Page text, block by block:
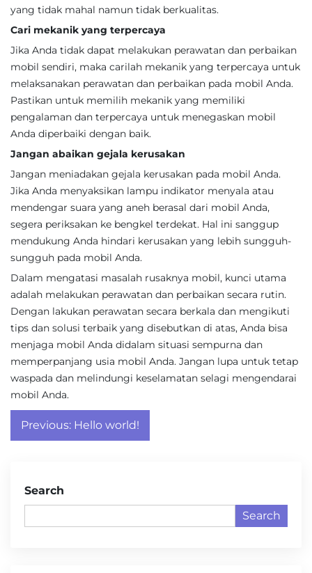
yang tidak mahal namun tidak berkualitas.
Cari mekanik yang terpercaya
Jika Anda tidak dapat melakukan perawatan dan perbaikan
mobil sendiri, maka carilah mekanik yang terpercaya untuk
melaksanakan perawatan dan perbaikan pada mobil Anda.
Pastikan untuk memilih mekanik yang memiliki
pengalaman dan terpercaya untuk menegaskan mobil
Anda diperbaiki dengan baik.
Jangan abaikan gejala kerusakan
Jangan meniadakan gejala kerusakan pada mobil Anda.
Jika Anda menyaksikan lampu indikator menyala atau
mendengar suara yang aneh berasal dari mobil Anda,
segera periksakan ke bengkel terdekat. Hal ini sanggup
mendukung Anda hindari kerusakan yang lebih sungguh-
sungguh pada mobil Anda.
Dalam mengatasi masalah rusaknya mobil, kunci utama
adalah melakukan perawatan dan perbaikan secara rutin.
Dengan lakukan perawatan secara berkala dan mengikuti
tips dan solusi terbaik yang disebutkan di atas, Anda bisa
menjaga mobil Anda didalam situasi sempurna dan
memperpanjang usia mobil Anda. Jangan lupa untuk tetap
waspada dan melindungi keselamatan selagi mengendarai
mobil Anda.
Post
navigation
Previous: Hello world!
Search
Search